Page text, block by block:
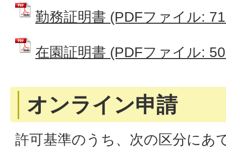
勤務証明書 (PDFファイル:
在園証明書 (PDFファイル:
オンライン申請
許可基準のうち、次の区分にあ